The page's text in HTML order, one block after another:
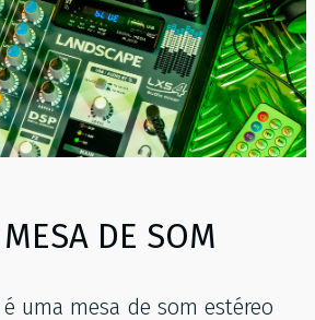
DE SOM
é uma mesa de som estéreo